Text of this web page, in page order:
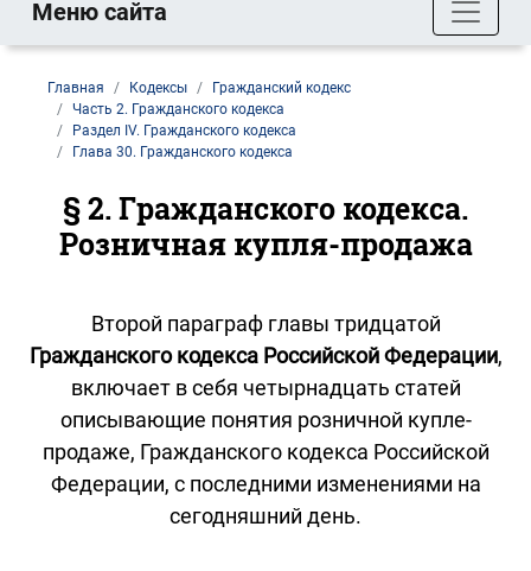
Меню сайта
Главная Кодексы
Гражданский кодекс
Часть 2. Гражданского кодекса
Раздел IV. Гражданского кодекса
Глава 30. Гражданского кодекса
§ 2. Гражданского кодекса.
Розничная купля-продажа
Второй параграф главы тридцатой
Гражданского кодекса Российской Федерации,
включает в себя четырнадцать статей
описывающие понятия розничной купле-
продаже, Гражданского кодекса Российской
Федерации, с последними изменениями на
сегодняшний день.